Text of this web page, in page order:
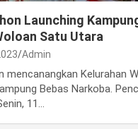
Launching
Satu Utara
Admin
mencanangkan Kelurahan
Bebas Narkoba.
11…